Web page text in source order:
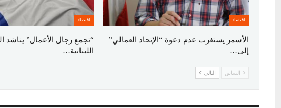
اقتصاد
الأسمر يستغرب عدم دعوة “الإتحاد العمالي”
إلى…
اقتصاد
“تجمع رجال الأعمال” يناشد
اللبنانية…
السابق التالي